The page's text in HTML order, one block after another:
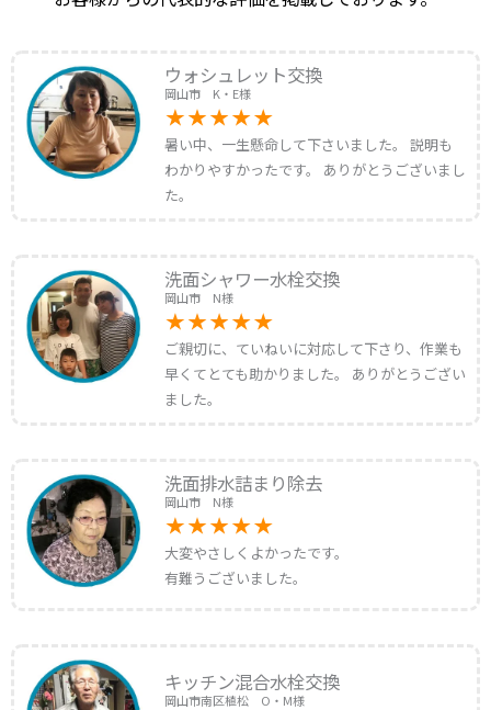
ウォシュレット交換
岡山市 K・E様
暑い中、一生懸命して下さいました。 説明も
わかりやすかったです。 ありがとうございまし
た。
洗面シャワー水栓交換
岡山市 N様
ご親切に、ていねいに対応して下さり、作業も
早くてとても助かりました。 ありがとうござい
ました。
洗面排水詰まり除去
岡山市 N様
大変やさしくよかったです。
有難うございました。
キッチン混合水栓交換
岡山市南区植松 O・M様